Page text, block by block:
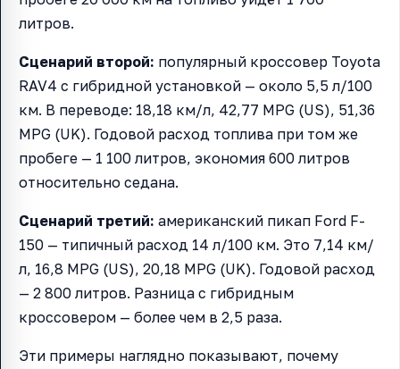
литров.
Сценарий второй: популярный кроссовер Toyota
RAV4 с гибридной установкой — около 5,5 л/100
км. В переводе: 18,18 км/л, 42,77 MPG (US), 51,36
MPG (UK). Годовой расход топлива при том же
пробеге — 1 100 литров, экономия 600 литров
относительно седана.
Сценарий третий: американский пикап Ford F-
150 — типичный расход 14 л/100 км. Это 7,14 км/
л, 16,8 MPG (US), 20,18 MPG (UK). Годовой расход
— 2 800 литров. Разница с гибридным
кроссовером — более чем в 2,5 раза.
Эти примеры наглядно показывают, почему